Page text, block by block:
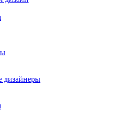
дизайнеры